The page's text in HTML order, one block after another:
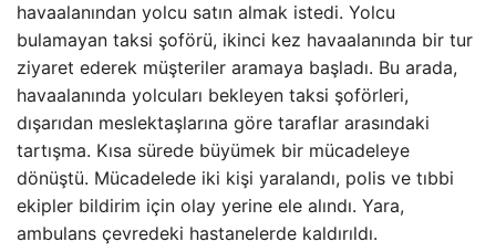
havaalanından yolcu satın almak istedi. Yolcu
bulamayan taksi şoförü, ikinci kez havaalanında bir tur
ziyaret ederek müşteriler aramaya başladı. Bu arada,
havaalanında yolcuları bekleyen taksi şoförleri,
dışarıdan meslektaşlarına göre taraflar arasındaki
tartışma. Kısa sürede büyümek bir mücadeleye
dönüştü. Mücadelede iki kişi yaralandı, polis ve tıbbi
ekipler bildirim için olay yerine ele alındı. Yara,
ambulans çevredeki hastanelerde kaldırıldı.